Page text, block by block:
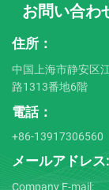
お問い合わ
住所：
中国上海市静安区
路1313番地6階
電話：
+86-13917306560
メールアドレス:
Company E-mail: